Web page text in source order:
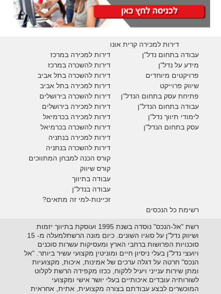
דירות למכירה קרית אונו
דירות למכירה במרכז
דירות להשכרה במרכז
דירות להשכרה בתל אביב
דירות למכירה בתל אביב
דירות להשכרה בירושלים
דירות למכירה בירושלים
דירות למכירה בכרמיאל
דירות להשכרה בכרמיאל
דירות למכירה בנתניה
דירות להשכרה בנתניה
קורס הכנה למבחן המתווכים
קורס שיווק
עבודה בתיווך
עבודה בנדל"ן
זכיינות-למי זה מתאים?
עבודה בתחום נדל"ן
מידע על נדל"ן
פרויקטים מיוחדים
שיווק פרוייקט
פתיחת עסק בתחום הנדל"ן
עבודה בתחום הנדל"ן
לימודי תיווך נדל"ן
עסק בתחום הנדל"ן
רשימת כל הנכסים
רשת "אל-הנכס" נוסדה בשנת 1995 ועוסקת בתיווך יזמות
ושיווק נדל"ן על סוגיו השונים. כיום מונה הרשתלמעלה מ- 15
סוכנויות הפרושות ברחבי הארץ ומעסיקות עשרות סוכנים
ויועצי נדל"ן בעלי ניסיון חיים ומוניטין מקצועי עשיר ביותר. "אל
הנכס" חרטה על דגלה ערכים של אמינות, איכות, מקצועיות
ומתן שירות ענייני ויעיל ללקוח, ככזו מקפידה הרשת לקלוט
לשורותיה עובדים איכותיים בעלי יושר אישי ומקצועי
המוכשרים לבצע עבודתם בצורה מקצועית, אתית, אחראית